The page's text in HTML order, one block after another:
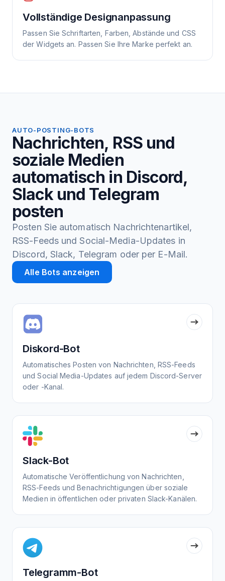
Vollständige Designanpassung
Passen Sie Schriftarten, Farben, Abstände und CSS
der Widgets an. Passen Sie Ihre Marke perfekt an.
AUTO-POSTING-BOTS
Nachrichten, RSS und
soziale Medien
automatisch in Discord,
Slack und Telegram
posten
Posten Sie automatisch Nachrichtenartikel,
RSS-Feeds und Social-Media-Updates in
Discord, Slack, Telegram oder per E-Mail.
Alle Bots anzeigen
Diskord-Bot
Automatisches Posten von Nachrichten, RSS-Feeds
und Social Media-Updates auf jedem Discord-Server
oder -Kanal.
Slack-Bot
Automatische Veröffentlichung von Nachrichten,
RSS-Feeds und Benachrichtigungen über soziale
Medien in öffentlichen oder privaten Slack-Kanälen.
Telegramm-Bot